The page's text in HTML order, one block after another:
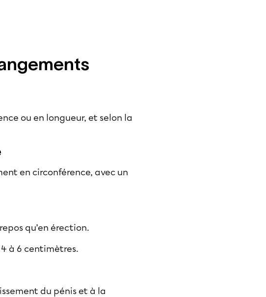
ou en longueur, et selon la
en circonférence, avec un
qu’en érection.
4 à 6 centimètres.
du pénis et à la